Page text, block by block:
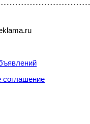
соглашение